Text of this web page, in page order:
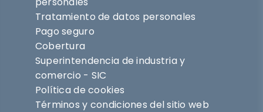
Tratamiento de datos personales
Pago seguro
Cobertura
Superintendencia de industria y
comercio - SIC
Política de cookies
Términos y condiciones del sitio web